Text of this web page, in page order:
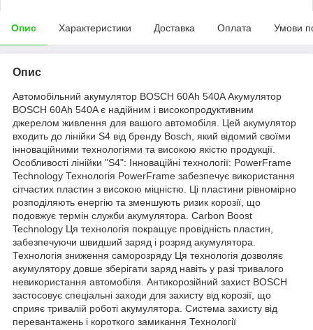
Опис Характеристики Доставка Оплата Умови
Опис
Автомобільний акумулятор BOSCH 60Ah 540A Акумулятор
BOSCH 60Ah 540A є надійним і високопродуктивним
джерелом живлення для вашого автомобіля. Цей акумулятор
входить до лінійки S4 від бренду Bosch, який відомий своїми
інноваційними технологіями та високою якістю продукції.
Особливості лінійки "S4": Інноваційні технології: PowerFrame
Technology Технологія PowerFrame забезпечує використання
сітчастих пластин з високою міцністю. Ці пластини рівномірно
розподіляють енергію та зменшують ризик корозії, що
подовжує термін служби акумулятора. Carbon Boost
Technology Ця технологія покращує провідність пластин,
забезпечуючи швидший заряд і розряд акумулятора.
Технологія зниження саморозряду Ця технологія дозволяє
акумулятору довше зберігати заряд навіть у разі тривалого
невикористання автомобіля. Антикорозійний захист BOSCH
застосовує спеціальні заходи для захисту від корозії, що
сприяє тривалій роботі акумулятора. Система захисту від
перевантажень і короткого замикання Технології